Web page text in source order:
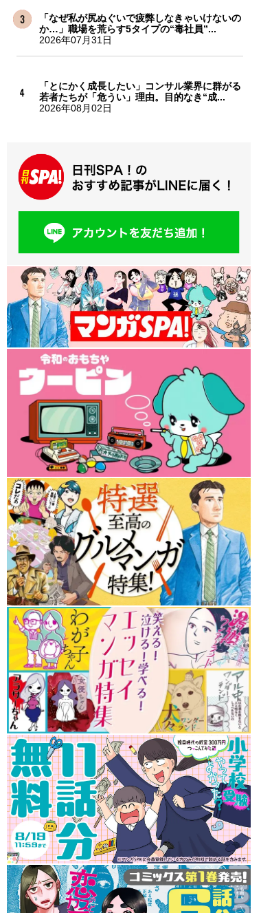
「なぜ私が尻ぬぐいで疲弊しなきゃいけないの
か…」職場を荒らす5タイプの“毒社員”...
2026年07月31日
「とにかく成長したい」コンサル業界に群がる
若者たちが「危うい」理由。目的なき“成...
2026年08月02日